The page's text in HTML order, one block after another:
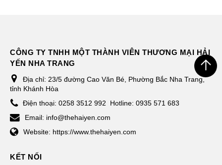
CÔNG TY TNHH MỘT THÀNH VIÊN THƯƠNG MẠI HẢI
YẾN NHA TRANG
Địa chỉ: 23/5 đường Cao Văn Bé, Phường Bắc Nha Trang,
tỉnh Khánh Hòa
Điện thoại: 0258 3512 992
Hotline: 0935 571 683
Email: info@thehaiyen.com
Website: https://www.thehaiyen.com
KẾT NỐI